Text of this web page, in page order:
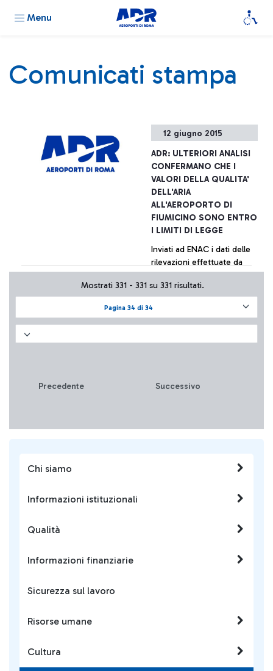
Menu
Chi siamo
Informazioni istituzionali
Qualità
Informazioni finanziarie
Sicurezza sul lavoro
Risorse umane
Cultura
Comunicati stampa
12 giugno 2015
ADR: ULTERIORI ANALISI
CONFERMANO CHE I
VALORI DELLA QUALITA'
DELL'ARIA
ALL'AEROPORTO DI
FIUMICINO SONO ENTRO
I LIMITI DI LEGGE
Inviati ad ENAC i dati delle
rilevazioni effettuate da
diversi centri specializzati
per conto di varie realtà
sintesi dei valori è
pubblicata sul sito della
+ Approfondisci
Pagina 34 di 34
Mostrati 331 - 331 su 331 risultati.
Precedente Successivo